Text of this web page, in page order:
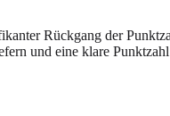
Rückgang der
und eine klare